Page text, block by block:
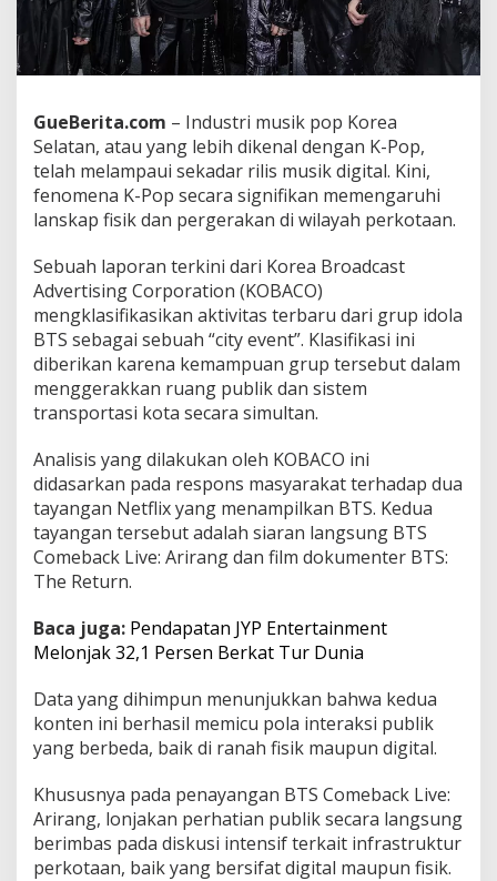
p
a
M
o
b
i
l
i
a
s
d
a
n
I
n
f
a
s
t
r
u
k
t
K
o
a
GueBerita.com – Industri musik pop Korea
Selatan, atau yang lebih dikenal dengan K-Pop,
telah melampaui sekadar rilis musik digital. Kini,
fenomena K-Pop secara signifikan memengaruhi
lanskap fisik dan pergerakan di wilayah perkotaan.
Sebuah laporan terkini dari Korea Broadcast
Advertising Corporation (KOBACO)
mengklasifikasikan aktivitas terbaru dari grup idola
BTS sebagai sebuah “city event”. Klasifikasi ini
diberikan karena kemampuan grup tersebut dalam
menggerakkan ruang publik dan sistem
transportasi kota secara simultan.
Analisis yang dilakukan oleh KOBACO ini
didasarkan pada respons masyarakat terhadap dua
tayangan Netflix yang menampilkan BTS. Kedua
tayangan tersebut adalah siaran langsung BTS
Comeback Live: Arirang dan film dokumenter BTS:
The Return.
Baca juga: Pendapatan JYP Entertainment
Melonjak 32,1 Persen Berkat Tur Dunia
Data yang dihimpun menunjukkan bahwa kedua
konten ini berhasil memicu pola interaksi publik
yang berbeda, baik di ranah fisik maupun digital.
Khususnya pada penayangan BTS Comeback Live:
Arirang, lonjakan perhatian publik secara langsung
berimbas pada diskusi intensif terkait infrastruktur
perkotaan, baik yang bersifat digital maupun fisik.